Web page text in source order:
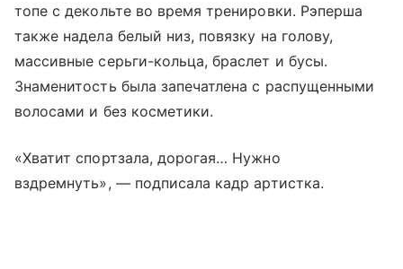
топе с декольте во время тренировки. Рэперша
также надела белый низ, повязку на голову,
массивные серьги-кольца, браслет и бусы.
Знаменитость была запечатлена с распущенными
волосами и без косметики.
«Хватит спортзала, дорогая… Нужно
вздремнуть», — подписала кадр артистка.